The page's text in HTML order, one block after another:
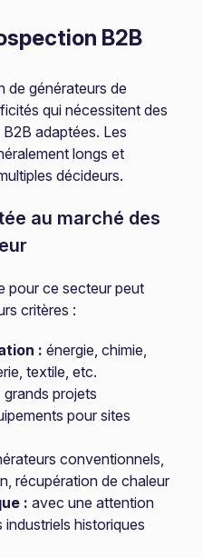
B2B
de générateurs de
qui nécessitent des
adaptées. Les
longs et
décideurs.
au marché des
pour ce secteur peut
critères :
: énergie, chimie,
textile, etc.
grands projets
pour sites
conventionnels,
récupération de chaleur
: avec une attention
historiques